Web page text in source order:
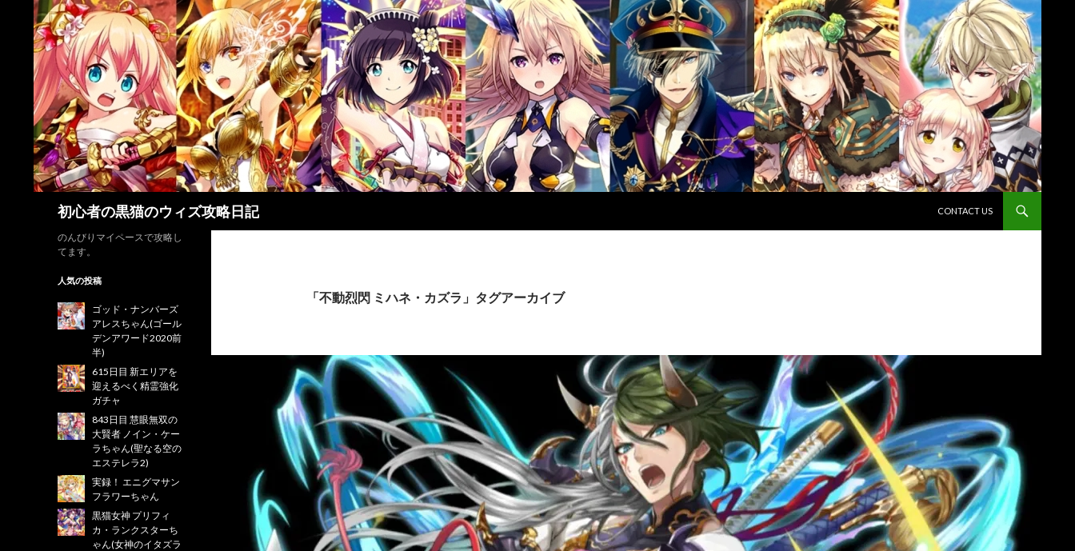
初心者の黒猫のウィズ攻略日記
CONTACT US
「不動烈閃 ミハネ・カズラ」タグアーカイブ
のんびりマイペースで攻略し
てます。
人気の投稿
ゴッド・ナンバーズ
アレスちゃん(ゴール
デンアワード2020前
半)
615日目 新エリアを
迎えるべく精霊強化
ガチャ
843日目 慧眼無双の
大賢者 ノイン・ケー
ラちゃん(聖なる空の
エステレラ2)
実録！ エニグマサン
フラワーちゃん
黒猫女神 プリフィ
カ・ランクスターち
ゃん(女神のイタズラ